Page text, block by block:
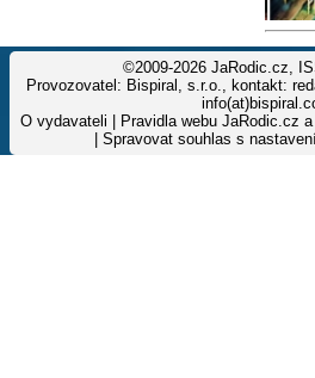
©2009-2026 JaRodic.cz,
Provozovatel: Bispiral, s.r.o., kontakt:
O vydavateli
Pravidla webu JaRodic.cz
Spravovat souhlas s